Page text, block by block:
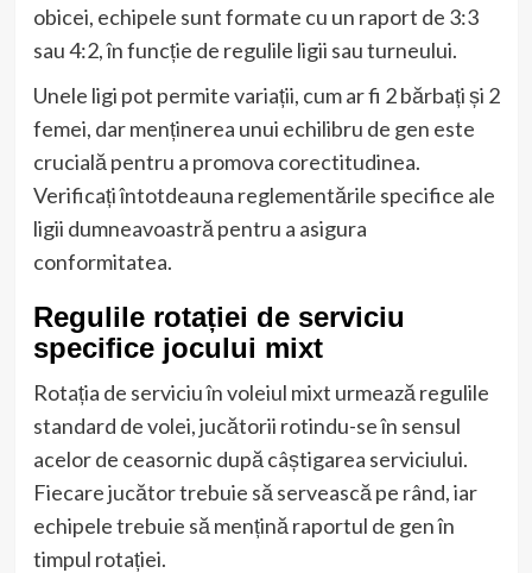
obicei, echipele sunt formate cu un raport de 3:3
sau 4:2, în funcție de regulile ligii sau turneului.
Unele ligi pot permite variații, cum ar fi 2 bărbați și 2
femei, dar menținerea unui echilibru de gen este
crucială pentru a promova corectitudinea.
Verificați întotdeauna reglementările specifice ale
ligii dumneavoastră pentru a asigura
conformitatea.
Regulile rotației de serviciu
specifice jocului mixt
Rotația de serviciu în voleiul mixt urmează regulile
standard de volei, jucătorii rotindu-se în sensul
acelor de ceasornic după câștigarea serviciului.
Fiecare jucător trebuie să servească pe rând, iar
echipele trebuie să mențină raportul de gen în
timpul rotației.